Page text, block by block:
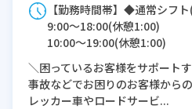
【勤務時間帯】◆通常シフ
9:00〜18:00(休憩1:00)
10:00〜19:00(休憩1:00)
※残業：0〜10時間程度/月
＼困っているお客様をサポート
事故などでお困りのお客様から
レッカー車やロードサービ...